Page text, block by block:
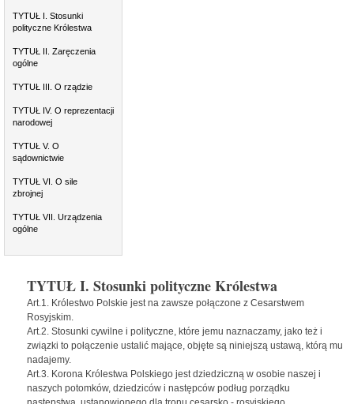
TYTUŁ I. Stosunki
polityczne Królestwa
TYTUŁ II. Zaręczenia
ogólne
TYTUŁ III. O rządzie
TYTUŁ IV. O reprezentacji
narodowej
TYTUŁ V. O
sądownictwie
TYTUŁ VI. O sile
zbrojnej
TYTUŁ VII. Urządzenia
ogólne
TYTUŁ I. Stosunki polityczne Królestwa
Art.1. Królestwo Polskie jest na zawsze połączone z Cesarstwem
Rosyjskim.
Art.2. Stosunki cywilne i polityczne, które jemu naznaczamy, jako też i
związki to połączenie ustalić mające, objęte są niniejszą ustawą, którą mu
nadajemy.
Art.3. Korona Królestwa Polskiego jest dziedziczną w osobie naszej i
naszych potomków, dziedziców i następców podług porządku